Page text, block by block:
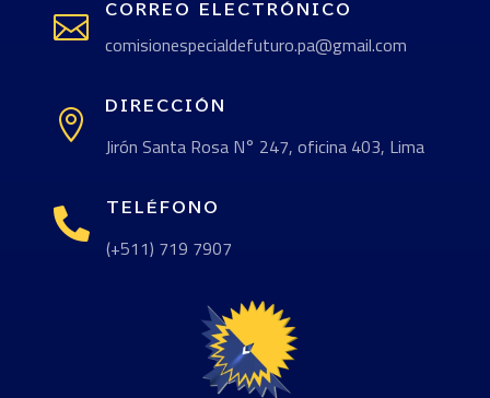
 CORREO ELECTRÓNICO
comisionespecialdefuturo.pa@gmail.com

DIRECCIÓN
Jirón Santa Rosa N° 247, oficina 403, Lima
 TELÉFONO
(+511) 719 7907